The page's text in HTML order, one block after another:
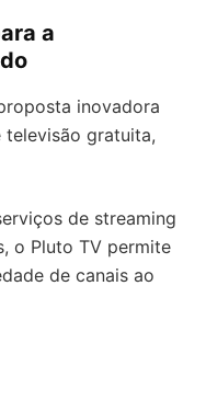
a
inovadora
gratuita,
de streaming
o Pluto TV permite
de canais ao